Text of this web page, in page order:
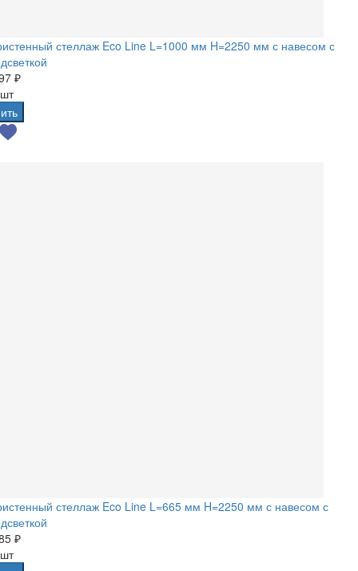
стеллаж Eco Line L=1000 мм H=2250 мм с навесом с
₽
стеллаж Eco Line L=665 мм H=2250 мм с навесом с
₽